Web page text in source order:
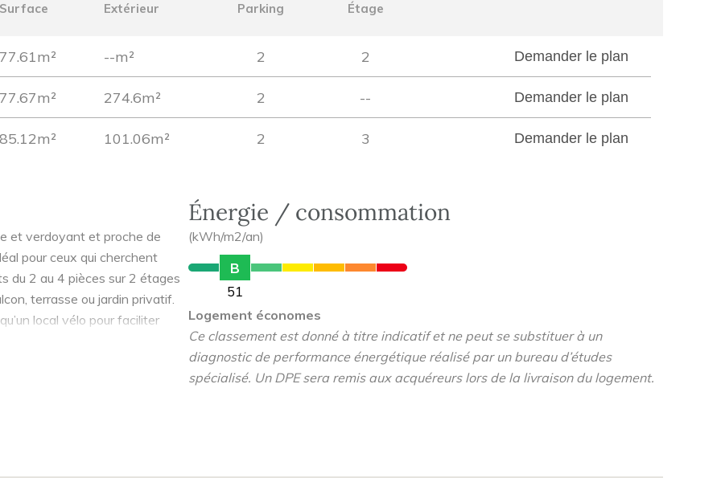
Surface Extérieur Parking Étage
77.61m² --m² 2 2 Demander le plan
77.67m² 274.6m² 2 -- Demander le plan
85.12m² 101.06m² 2 3 Demander le plan
et verdoyant et proche de
pour ceux qui cherchent
du 2 au 4 pièces sur 2 étages
terrasse ou jardin privatif.
local vélo pour faciliter
Énergie / consommation
(kWh/m2/an)
B
51
Logement économes
Ce classement est donné à titre indicatif et ne peut se substituer à un
diagnostic de performance énergétique réalisé par un bureau d’études
spécialisé. Un DPE sera remis aux acquéreurs lors de la livraison du logement.